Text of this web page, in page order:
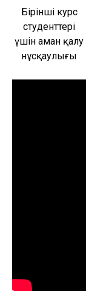
Бірінші курс
студенттері
үшін аман қалу
нұсқаулығы